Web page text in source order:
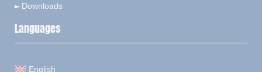
Downloads
Languages
English